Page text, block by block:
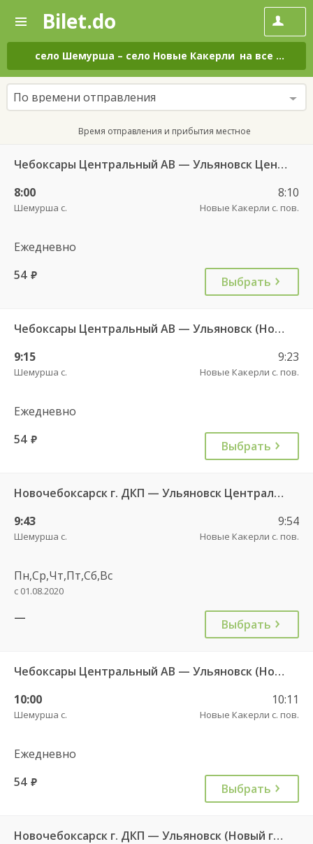
—
Поиск
и
покупка
билетов
на
автобус
онлайн
Bilet.do
село Шемурша – село Новые Какерли на все дни
По времени отправления
Время отправления и прибытия местное
Чебоксары Центральный АВ — Ульяновск Центральный АВ 6408
8:00
Шемурша с.
8:10
Новые Какерли с. пов.
Ежедневно
54 руб. Выбрать
Чебоксары Центральный АВ — Ульяновск (Новый город) ч/з Батырево с. ДКП 5843
9:15
Шемурша с.
9:23
Новые Какерли с. пов.
Ежедневно
54 руб. Выбрать
Новочебоксарск г. ДКП — Ульяновск Центральный АВ 695
9:43
Шемурша с.
9:54
Новые Какерли с. пов.
Пн,Ср,Чт,Пт,Сб,Вс
с 01.08.2020
— Выбрать
Чебоксары Центральный АВ — Ульяновск (Новый город) ч/з Батырево с. ДКП 5843
10:00
Шемурша с.
10:11
Новые Какерли с. пов.
Ежедневно
54 руб. Выбрать
Новочебоксарск г. ДКП — Ульяновск (Новый город) 1156